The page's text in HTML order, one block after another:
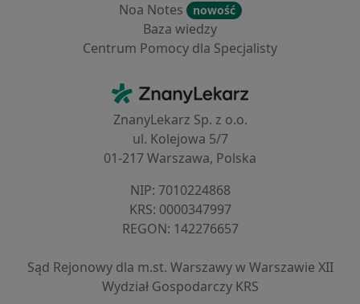
Noa Notes
nowość
Baza wiedzy
Centrum Pomocy dla Specjalisty
ZnanyLekarz - Strona główna
ZnanyLekarz Sp. z o.o.
ul. Kolejowa 5/7
01-217 Warszawa, Polska
NIP: ⁠7010224868
KRS: ⁠0000347997
REGON: ⁠142276657
Sąd Rejonowy dla m.st. Warszawy w Warszawie XII
Wydział Gospodarczy KRS